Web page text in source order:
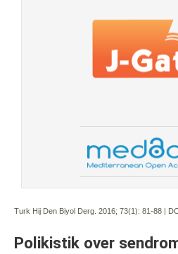
Turk Hij Den Biyol Derg. 2016; 73(1): 81-88 |
Polikistik over